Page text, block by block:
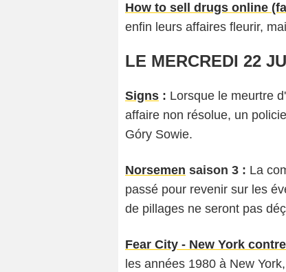
How to sell drugs online
enfin leurs affaires fleurir,
LE MERCREDI 22
Signs : Lorsque le meurtre
affaire non résolue, un
Góry Sowie.
Norsemen saison 3 : La
passé pour revenir sur les
de pillages ne seront pas
Fear City - New York
les années 1980 à New